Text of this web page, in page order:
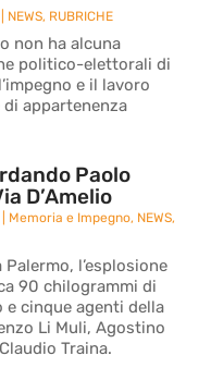
NEWS, RUBRICHE
non ha alcuna
politico-elettorali di
e il lavoro
appartenenza
Paolo
D’Amelio
Memoria e Impegno, NEWS,
Palermo, l’esplosione
90 chilogrammi di
cinque agenti della
Li Muli, Agostino
Traina.